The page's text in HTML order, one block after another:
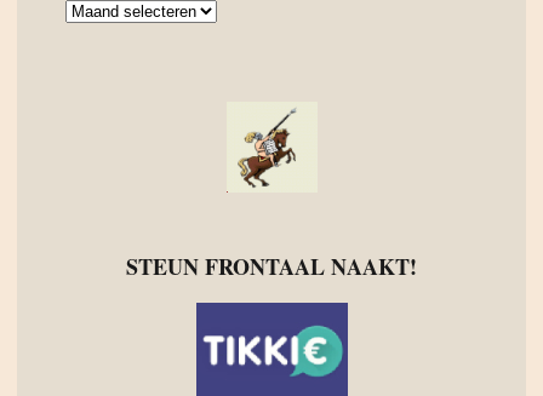
Archief
STEUN FRONTAAL NAAKT!